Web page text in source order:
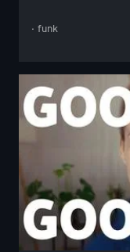
· funk